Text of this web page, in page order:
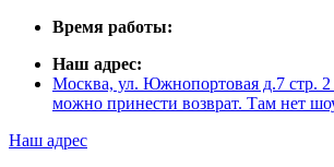
Время работы:
Наш адрес:
Москва, ул. Южнопортовая д.7 стр.
можно принести возврат. Там нет
Наш адрес